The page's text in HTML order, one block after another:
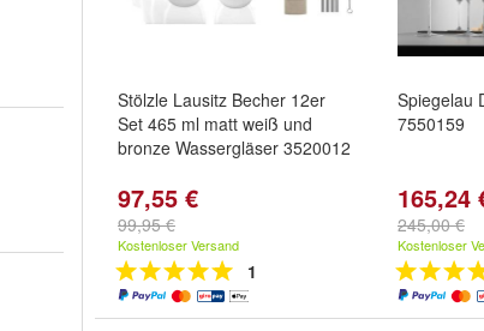
Stölzle Lausitz Becher 12er
Set 465 ml matt weiß und
bronze Wassergläser 3520012
97,55 €
99,95 €
Kostenloser Versand
1
Spiegelau
7550159
165,24
245,00 €
Kostenloser